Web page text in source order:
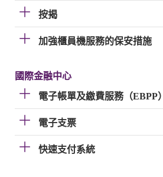
按揭
加強櫃員機服務的保安措施
國際金融中心
電子帳單及繳費服務（EBPP）
電子支票
快速支付系統